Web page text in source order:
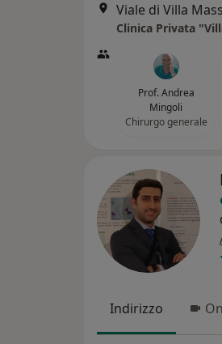
Viale di Villa
Clinica Privata
Prof. Andrea
Mingoli
Chirurgo generale
Indirizzo